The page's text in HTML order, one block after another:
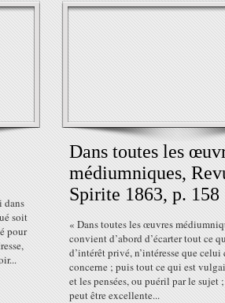
dans
soit
pour
Dans toutes les
médiumniques,
Spirite 1863, p. 158
« Dans toutes les œuvres
convient d’abord d’écarter tout ce
d’intérêt privé, n’intéresse que celui
concerne ; puis tout ce qui est
et les pensées, ou puéril par le sujet
peut être excellente...